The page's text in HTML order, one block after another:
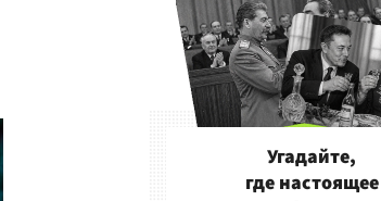
Угадайте,
где настоящее